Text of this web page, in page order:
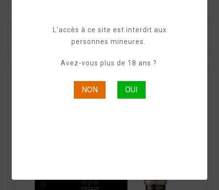
L'accès à ce site est interdit aux
personnes mineures.
Avez-vous plus de 18 ans ?
NON OUI
Page D'accueil
GRANDS DOMAINES
COGNAC
Grands Domaines XO